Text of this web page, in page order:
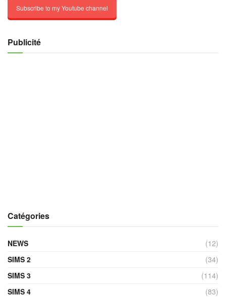
Subscribe to my Youtube channel
Publicité
Catégories
NEWS
(12)
SIMS 2
(34)
SIMS 3
(114)
SIMS 4
(83)